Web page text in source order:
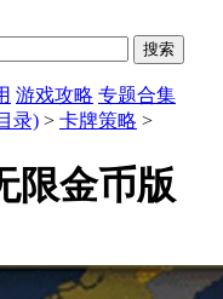
游戏攻略 专题合集
录) > 卡牌策略 >
限金币版